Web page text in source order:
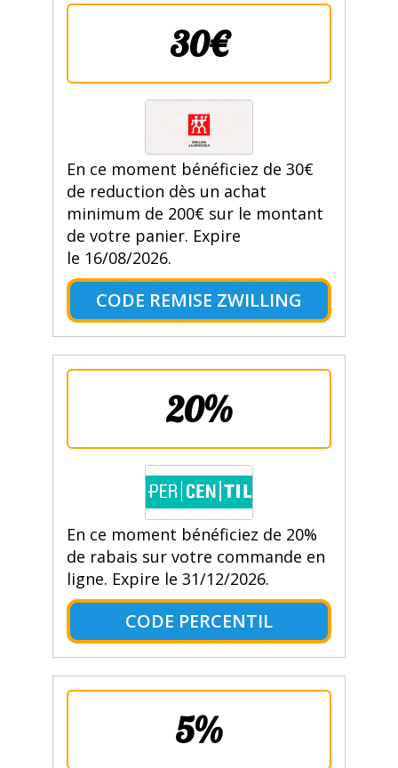
30€
En ce moment bénéficiez de 30€
de reduction dès un achat
minimum de 200€ sur le montant
de votre panier. Expire
le 16/08/2026.
CODE REMISE ZWILLING
20%
En ce moment bénéficiez de 20%
de rabais sur votre commande en
ligne. Expire le 31/12/2026.
CODE PERCENTIL
5%